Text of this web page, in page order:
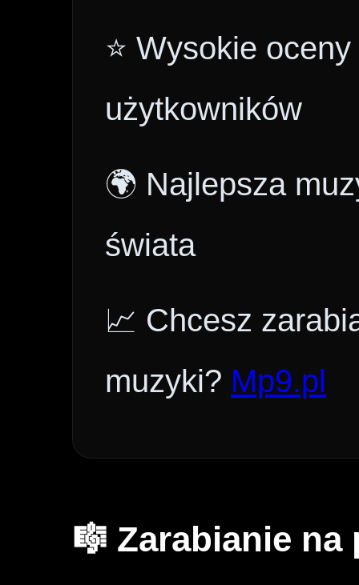
⭐ Wysokie
użytkowników
🌍 Najlepsza
świata
📈 Chcesz
muzyki? Mp9.pl
🎼 Zarabianie